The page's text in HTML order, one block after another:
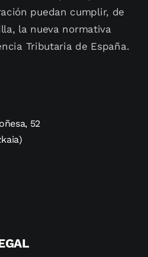
puedan cumplir, de
la nueva normativa
Tributaria de España.
52